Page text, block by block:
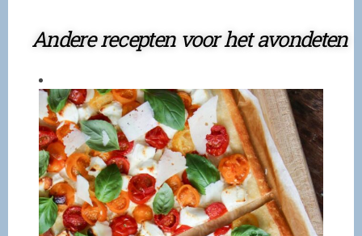
Andere recepten voor het avondeten